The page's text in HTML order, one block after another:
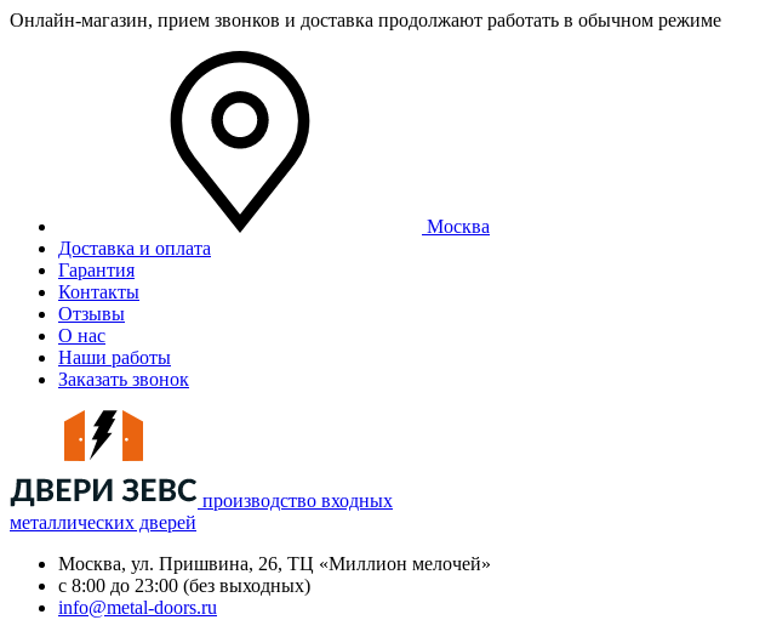
Онлайн-магазин, прием звонков и доставка продолжают работать в обычном режиме
Москва
Доставка и оплата
Гарантия
Контакты
Отзывы
О нас
Наши работы
Заказать звонок
производство входных
металлических дверей
Москва, ул. Пришвина, 26, ТЦ «Миллион мелочей»
с 8:00 до 23:00 (без выходных)
info@metal-doors.ru